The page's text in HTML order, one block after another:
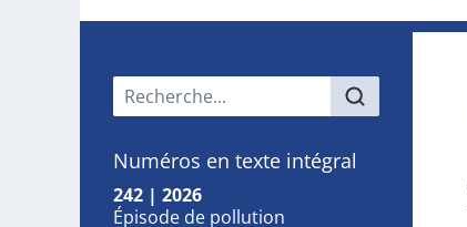
Menu principal
Numéros en texte intégral
242 | 2026
Épisode de pollution